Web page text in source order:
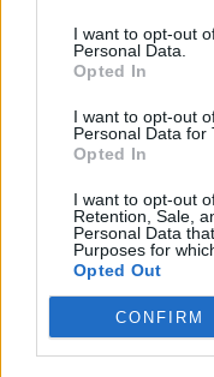
I want to opt-out
Personal Data.
Opted In
I want to opt-out
Personal Data for
Opted In
I want to opt-out
Retention, Sale,
Personal Data
Purposes for
Opted Out
CONFIRM